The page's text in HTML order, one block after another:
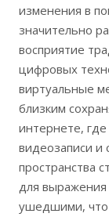
изменения в
значительно
восприятие
цифровых
виртуальные
близким
интернете,
видеозаписи и
пространства
для выражения
ушедшими, что